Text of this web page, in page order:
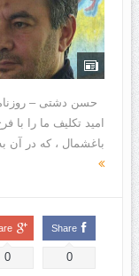
حسن دشتی –
امید تکلیف ما را با
باغشمال ، که در آن
Share
0
0